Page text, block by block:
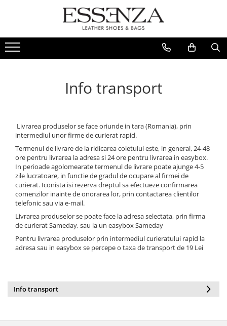
INCALTAMINTE
Ghete
Cizme
Ciocate
Colectie Mireasa
Crystal Collection
Casual
Loafer
Sneakers
GENTI
Posete
Saculet
Borsete
PANTOFI
Stoc Livrare Rapida
Toate
Portocaliu
Argintiu
Auriu
Bej
Alb
Negru
Mov
Albastru
Info transport
Livrarea produselor se face oriunde in tara (Romania), prin
intermediul unor firme de curierat rapid.
Termenul de livrare de la ridicarea coletului este, in general, 24-48
ore pentru livrarea la adresa si 24 ore pentru livrarea in easybox.
In perioade agolomearate termenul de livrare poate ajunge 4-5
zile lucratoare, in functie de gradul de ocupare al firmei de
curierat. Iconista isi rezerva dreptul sa efectueze confirmarea
comenzilor inainte de onorarea lor, prin contactarea clientilor
telefonic sau via e-mail.
Livrarea produselor se poate face la adresa selectata, prin firma
de curierat Sameday, sau la un easybox Sameday
Pentru livrarea produselor prin intermediul curieratului rapid la
adresa sau in easybox se percepe o taxa de transport de 19 Lei
Info transport